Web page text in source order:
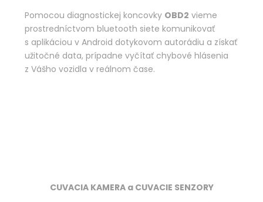
Pomocou diagnostickej koncovky OBD2 vieme
prostredníctvom bluetooth siete komunikovať
s aplikáciou v Android dotykovom autorádiu a získať
užitočné data, prípadne vyčítať chybové hlásenia
z Vášho vozidla v reálnom čase.
CUVACIA KAMERA a CUVACIE SENZORY